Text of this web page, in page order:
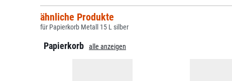
ähnliche Produkte
für Papierkorb Metall 15 L silber
Papierkorb alle anzeigen